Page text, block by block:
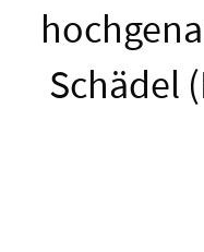
Schädel